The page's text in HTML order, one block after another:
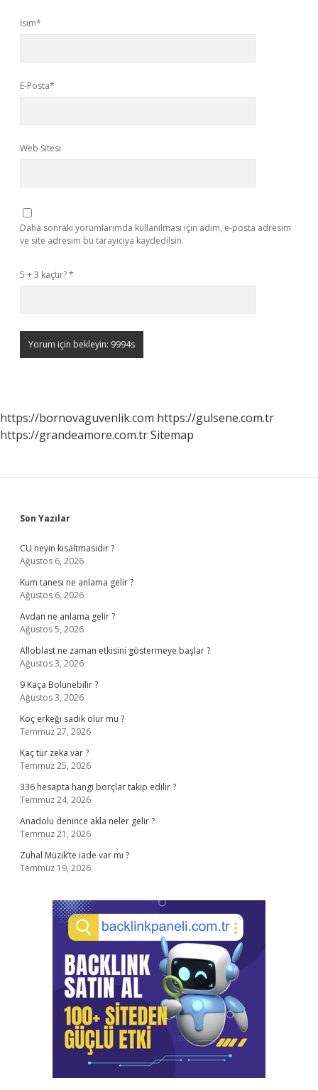
İsim*
E-Posta*
Web Sitesi
Daha sonraki yorumlarımda kullanılması için adım, e-posta adresim
ve site adresim bu tarayıcıya kaydedilsin.
5 + 3 kaçtır?*
https://bornovaguvenlik.com https://gulsene.com.tr
https://grandeamore.com.trSitemap
Sidebar
Son Yazılar
CU neyin kısaltmasıdır ?
Ağustos 6, 2026
Kum tanesi ne anlama gelir ?
Ağustos 6, 2026
Avdan ne anlama gelir ?
Ağustos 5, 2026
Alloblast ne zaman etkisini göstermeye başlar ?
Ağustos 3, 2026
9 Kaça Bolunebilir ?
Ağustos 3, 2026
Koç erkeği sadık olur mu ?
Temmuz 27, 2026
Kaç tür zeka var ?
Temmuz 25, 2026
336 hesapta hangi borçlar takip edilir ?
Temmuz 24, 2026
Anadolu denince akla neler gelir ?
Temmuz 21, 2026
Zuhal Müzik’te iade var mı ?
Temmuz 19, 2026